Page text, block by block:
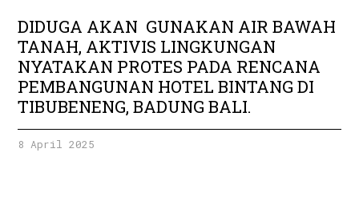
DIDUGA AKAN GUNAKAN AIR BAWAH
TANAH, AKTIVIS LINGKUNGAN
NYATAKAN PROTES PADA RENCANA
PEMBANGUNAN HOTEL BINTANG DI
TIBUBENENG, BADUNG BALI.
8 April 2025